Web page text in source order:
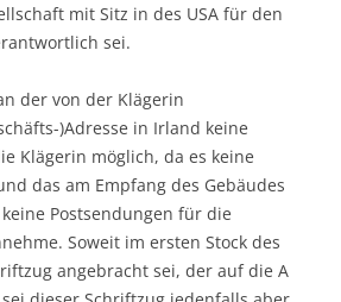
mit Sitz in des USA für den
sei.
der von der Klägerin
)Adresse in Irland keine
Klägerin möglich, da es keine
das am Empfang des Gebäudes
Postsendungen für die
Soweit im ersten Stock des
angebracht sei, der auf die A